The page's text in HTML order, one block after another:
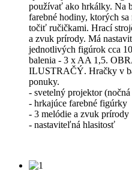
používať ako hrkálky. Na
farebné hodiny, ktorých
točiť ručičkami. Hrací
a zvuk prírody. Má
jednotlivých figúrok cca
balenia - 3 x AA 1,5.
ILUSTRAČÝ. Hračky v
ponuky.
- svetelný projektor
- hrkajúce farebné figúrky
- 3 melódie a zvuk prírody
- nastaviteľná hlasitosť